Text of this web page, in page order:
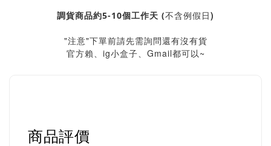
調貨商品約5-10個工作天 (不含例假日)
"注意"下單前請先需詢問還有沒有貨
官方賴、ig小盒子、Gmail都可以~
商品評價